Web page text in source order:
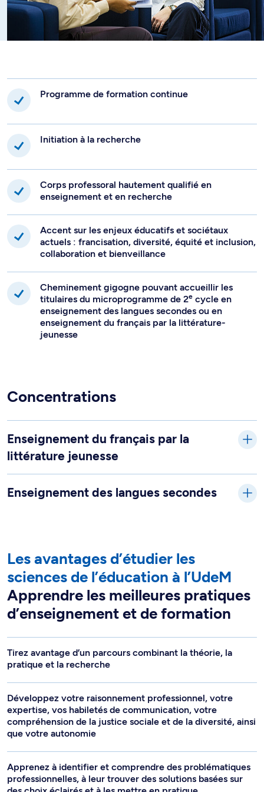
Les processus d'acquisition des langues secondes et
les approches d'enseignement
Les approches inclusives d'enseignement des langues
Programme de formation continue
Initiation à la recherche
Corps professoral hautement qualifié en
enseignement et en recherche
Accent sur les enjeux éducatifs et sociétaux
actuels : francisation, diversité, équité et inclusion,
collaboration et bienveillance
Cheminement gigogne pouvant accueillir les
titulaires du microprogramme de 2e cycle en
enseignement des langues secondes ou en
enseignement du français par la littérature-
jeunesse
Concentrations
Enseignement du français par la
littérature jeunesse
Enseignement des langues secondes
Les avantages d’étudier les
sciences de l’éducation à l’UdeM
Apprendre les meilleures pratiques
d’enseignement et de formation
Tirez avantage d’un parcours combinant la théorie, la
pratique et la recherche
Développez votre raisonnement professionnel, votre
expertise, vos habiletés de communication, votre
compréhension de la justice sociale et de la diversité, ainsi
que votre autonomie
Apprenez à identifier et comprendre des problématiques
professionnelles, à leur trouver des solutions basées sur